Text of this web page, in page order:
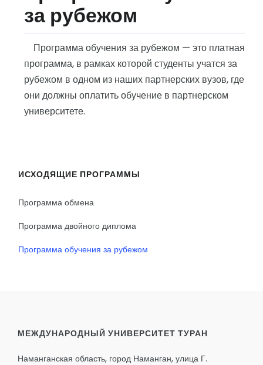
за рубежом
Программа обучения за рубежом — это платная
программа, в рамках которой студенты учатся за
рубежом в одном из наших партнерских вузов, где
они должны оплатить обучение в партнерском
университете.
ИСХОДЯЩИЕ ПРОГРАММЫ
Программа обмена
Программа двойного диплома
Программа обучения за рубежом
МЕЖДУНАРОДНЫЙ УНИВЕРСИТЕТ ТУРАН
Наманганская область, город Наманган, улица Г.